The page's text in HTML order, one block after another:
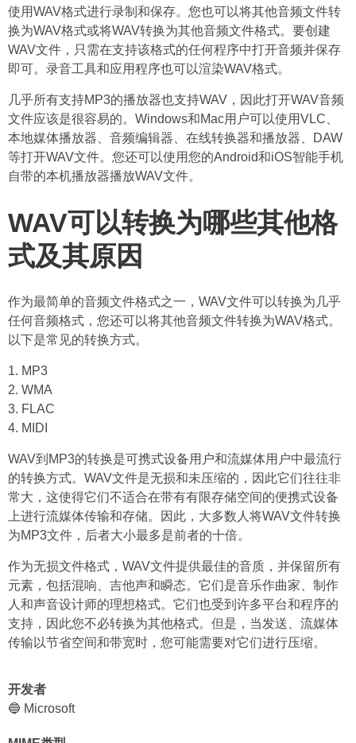
使用WAV格式进行录制和保存。您也可以将其他音频文件转
换为WAV格式或将WAV转换为其他音频文件格式。要创建
WAV文件，只需在支持该格式的任何程序中打开音频并保存
即可。录音工具和应用程序也可以渲染WAV格式。
几乎所有支持MP3的播放器也支持WAV，因此打开WAV音频
文件应该是很容易的。Windows和Mac用户可以使用VLC、
本地媒体播放器、音频编辑器、在线转换器和播放器、DAW
等打开WAV文件。您还可以使用您的Android和iOS智能手机
自带的本机播放器播放WAV文件。
WAV可以转换为哪些其他格
式及其原因
作为最简单的音频文件格式之一，WAV文件可以转换为几乎
任何音频格式，您还可以将其他音频文件转换为WAV格式。
以下是常见的转换方式。
1. MP3
2. WMA
3. FLAC
4. MIDI
WAV到MP3的转换是可携式设备用户和流媒体用户中最流行
的转换方式。WAV文件是无损和未压缩的，因此它们往往非
常大，这使得它们不适合在带有有限存储空间的便携式设备
上进行流媒体传输和存储。因此，大多数人将WAV文件转换
为MP3文件，后者大小最多是前者的十倍。
作为无损文件格式，WAV文件提供最佳的音质，并保留所有
元素，包括混响、吉他声和瞬态。它们是音乐作曲家、制作
人和声音设计师的理想格式。它们也受到许多平台和程序的
支持，因此您不必转换为其他格式。但是，当发送、流媒体
传输以节省空间和带宽时，您可能需要对它们进行压缩。
开发者
🔵 Microsoft